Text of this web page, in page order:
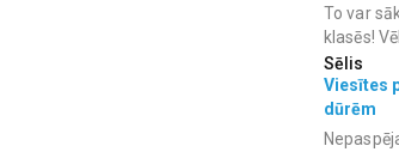
To var
klasēs!
Sēlis
Viesītes
dūrēm